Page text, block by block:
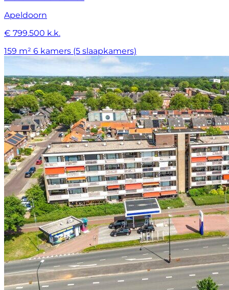
Apeldoorn
€ 799.500 k.k.
159 m² 6 kamers (5 slaapkamers)